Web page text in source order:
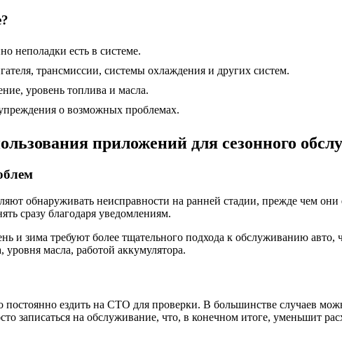
неполадки есть в системе.
трансмиссии, системы охлаждения и других систем.
уровень топлива и масла.
о возможных проблемах.
приложений для сезонного
обнаруживать неисправности на ранней стадии, прежде чем
сразу благодаря уведомлениям.
и зима требуют более тщательного подхода к обслуживанию
масла, работой аккумулятора.
ездить на СТО для проверки. В большинстве случаев
записаться на обслуживание, что, в конечном итоге, уменьшит